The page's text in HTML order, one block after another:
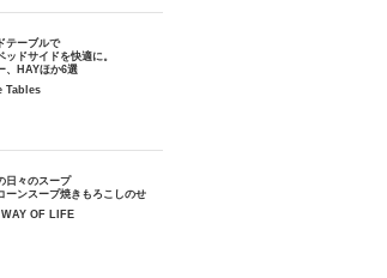
テーブルで
ッドサイドを快適に。
、HAYほか6選
Tables
日々のスープ
ンスープ焼きもろこしのせ
OF LIFE